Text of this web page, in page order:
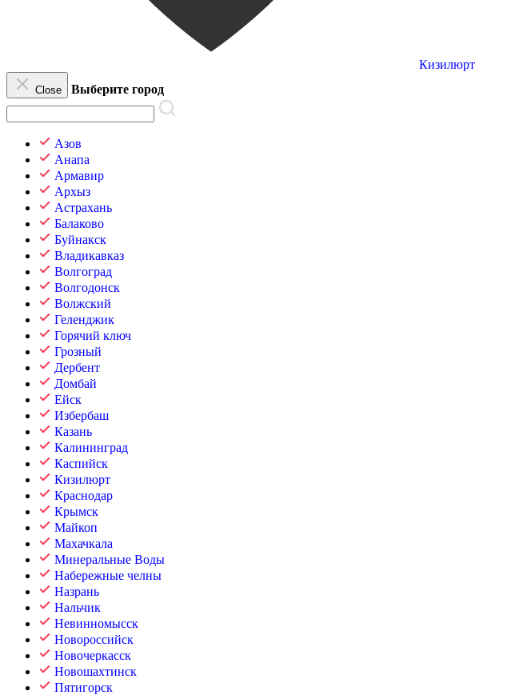
Кизилюрт
Close Выберите город
Азов
Анапа
Армавир
Архыз
Астрахань
Балаково
Буйнакск
Владикавказ
Волгоград
Волгодонск
Волжский
Геленджик
Горячий ключ
Грозный
Дербент
Домбай
Ейск
Избербаш
Казань
Калининград
Каспийск
Кизилюрт
Краснодар
Крымск
Майкоп
Махачкала
Минеральные Воды
Набережные челны
Назрань
Нальчик
Невинномысск
Новороссийск
Новочеркасск
Новошахтинск
Пятигорск